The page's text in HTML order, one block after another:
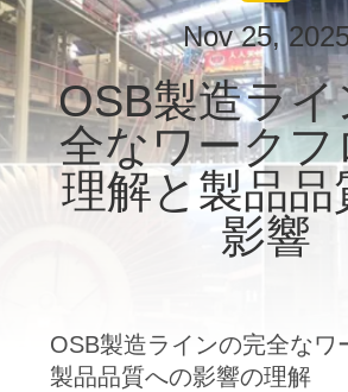
関
し
て
は
Nov 25,
OSB製造ラ
全なワークフ
理解と製品品
影響
OSB製造ラインの完全なワ
製品品質への影響の理解